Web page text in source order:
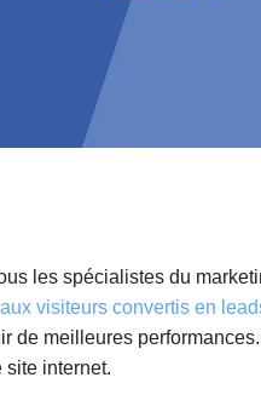
les spécialistes du
visiteurs convertis en
de meilleures
site internet.